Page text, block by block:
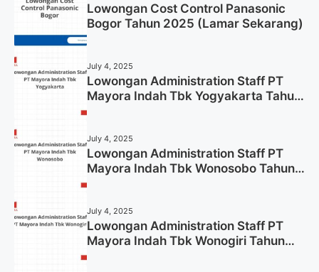
Lowongan Cost Control Panasonic
Bogor Tahun 2025 (Lamar Sekarang)
July 4, 2025
Lowongan Administration Staff PT
Mayora Indah Tbk Yogyakarta Tahun
July 4, 2025
Lowongan Administration Staff PT
Mayora Indah Tbk Wonosobo Tahun
July 4, 2025
Lowongan Administration Staff PT
Mayora Indah Tbk Wonogiri Tahun